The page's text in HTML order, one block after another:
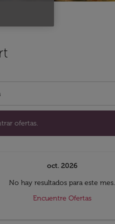
ofertas.
para encontrar ofertas.
oct. 2026
No hay resultados para este mes.
Encuentre Ofertas